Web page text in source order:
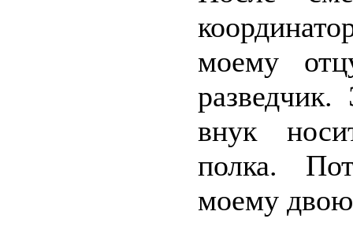
моему
внук
полка.
моему